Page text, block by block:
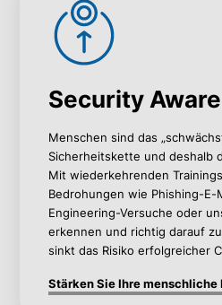
Security
Menschen sind das
Sicherheitskette und deshalb
Mit wiederkehrenden
Bedrohungen wie Phishing-E-
Engineering-Versuche oder
erkennen und richtig darauf
sinkt das Risiko erfolgreicher
Stärken Sie Ihre menschliche